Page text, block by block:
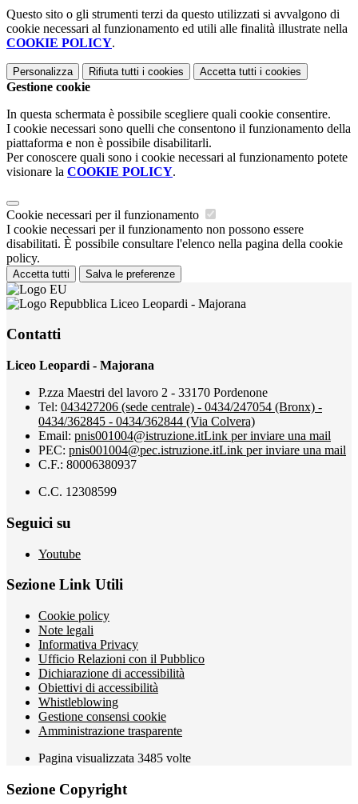
Questo sito o gli strumenti terzi da questo utilizzati si avvalgono di
cookie necessari al funzionamento ed utili alle finalità illustrate nella
COOKIE POLICY.
Personalizza Rifiuta tutti i cookies Accetta tutti i cookies
Gestione cookie
In questa schermata è possibile scegliere quali cookie consentire.
I cookie necessari sono quelli che consentono il funzionamento della
piattaforma e non è possibile disabilitarli.
Per conoscere quali sono i cookie necessari al funzionamento potete
visionare la COOKIE POLICY.
Cookie necessari per il funzionamento
I cookie necessari per il funzionamento non possono essere
disabilitati. È possibile consultare l'elenco nella pagina della cookie
policy.
Accetta tutti Salva le preferenze
Liceo Leopardi - Majorana
Contatti
Liceo Leopardi - Majorana
P.zza Maestri del lavoro 2 - 33170 Pordenone
Tel: 043427206 (sede centrale) - 0434/247054 (Bronx) -
0434/362845 - 0434/362844 (Via Colvera)
Email: pnis001004@istruzione.itLink per inviare una mail
PEC: pnis001004@pec.istruzione.itLink per inviare una mail
C.F.: 80006380937
C.C. 12308599
Seguici su
Youtube
Sezione Link Utili
Cookie policy
Note legali
Informativa Privacy
Ufficio Relazioni con il Pubblico
Dichiarazione di accessibilità
Obiettivi di accessibilità
Whistleblowing
Gestione consensi cookie
Amministrazione trasparente
Pagina visualizzata 3485 volte
Sezione Copyright